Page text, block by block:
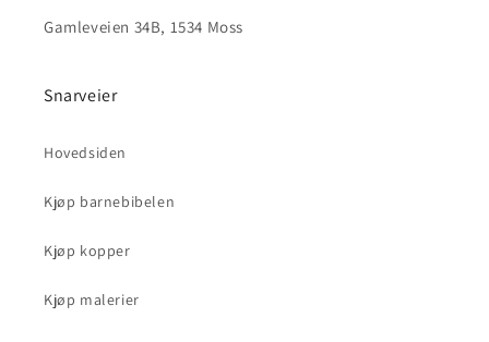
Gamleveien 34B, 1534 Moss
Snarveier
Hovedsiden
Kjøp barnebibelen
Kjøp kopper
Kjøp malerier